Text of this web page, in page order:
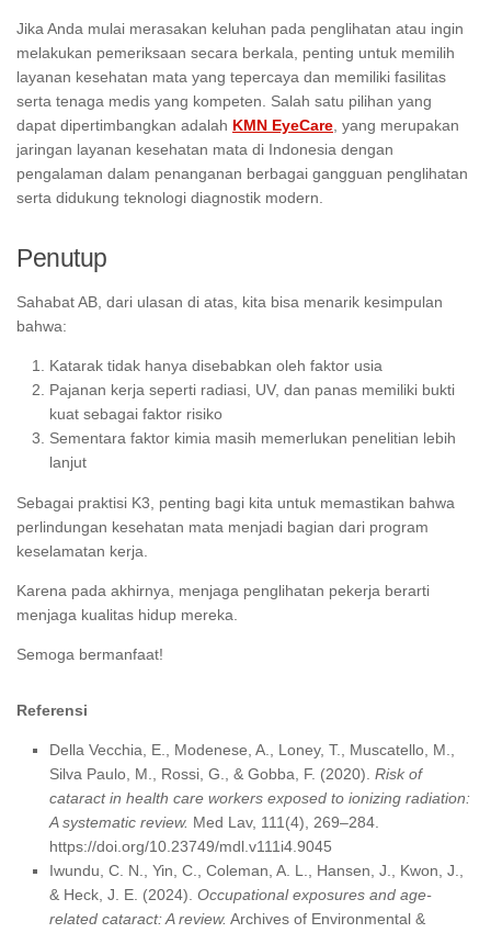
Jika Anda mulai merasakan keluhan pada penglihatan atau ingin
melakukan pemeriksaan secara berkala, penting untuk memilih
layanan kesehatan mata yang tepercaya dan memiliki fasilitas
serta tenaga medis yang kompeten. Salah satu pilihan yang
dapat dipertimbangkan adalah KMN EyeCare, yang merupakan
jaringan layanan kesehatan mata di Indonesia dengan
pengalaman dalam penanganan berbagai gangguan penglihatan
serta didukung teknologi diagnostik modern.
Penutup
Sahabat AB, dari ulasan di atas, kita bisa menarik kesimpulan
bahwa:
Katarak tidak hanya disebabkan oleh faktor usia
Pajanan kerja seperti radiasi, UV, dan panas memiliki bukti
kuat sebagai faktor risiko
Sementara faktor kimia masih memerlukan penelitian lebih
lanjut
Sebagai praktisi K3, penting bagi kita untuk memastikan bahwa
perlindungan kesehatan mata menjadi bagian dari program
keselamatan kerja.
Karena pada akhirnya, menjaga penglihatan pekerja berarti
menjaga kualitas hidup mereka.
Semoga bermanfaat!
Referensi
Della Vecchia, E., Modenese, A., Loney, T., Muscatello, M.,
Silva Paulo, M., Rossi, G., & Gobba, F. (2020). Risk of
cataract in health care workers exposed to ionizing radiation:
A systematic review. Med Lav, 111(4), 269–284.
https://doi.org/10.23749/mdl.v111i4.9045
Iwundu, C. N., Yin, C., Coleman, A. L., Hansen, J., Kwon, J.,
& Heck, J. E. (2024). Occupational exposures and age-
related cataract: A review. Archives of Environmental &